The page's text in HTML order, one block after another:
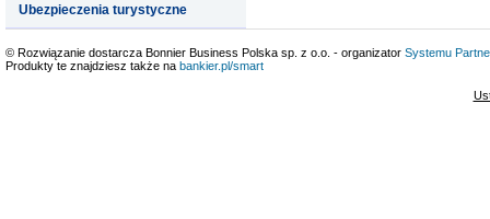
Ubezpieczenia turystyczne
© Rozwiązanie dostarcza Bonnier Business Polska sp. z o.o. - organizator Systemu
Produkty te znajdziesz także na bankier.pl/smart